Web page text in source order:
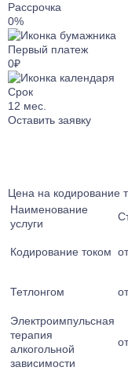
Лечение
Лечение от
Лечение
Лечение
Лечение
Лечение
Лечение
Лечение
Лечение
Лечение
Лечение
Лечение
Рассрочка
0%
Первый платеж
0₽
Срок
12 мес.
Оставить заявку
Цена на кодирование
Наименование
услуги
Кодирование током
Тетлонгом
Электроимпульсная
терапия
алкогольной
зависимости